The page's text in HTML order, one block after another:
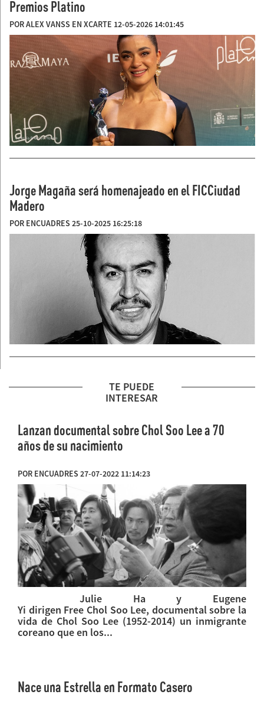
Premios Platino
POR ALEX VANSS EN XCARTE 12-05-2026 14:01:45
Jorge Magaña será homenajeado en el FICCiudad
Madero
POR ENCUADRES 25-10-2025 16:25:18
TE PUEDE
INTERESAR
Lanzan documental sobre Chol Soo Lee a 70
años de su nacimiento
POR ENCUADRES 27-07-2022 11:14:23
Julie Ha y Eugene
Yi dirigen Free Chol Soo Lee, documental sobre la
vida de Chol Soo Lee (1952-2014) un inmigrante
coreano que en los...
Nace una Estrella en Formato Casero